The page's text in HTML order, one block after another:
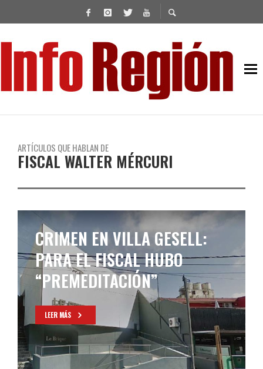
ARTÍCULOS QUE HABLAN DE
FISCAL WALTER MÉRCURI
CRIMEN EN VILLA GESELL:
PARA EL FISCAL HUBO
“PREMEDITACIÓN”
LEER MÁS